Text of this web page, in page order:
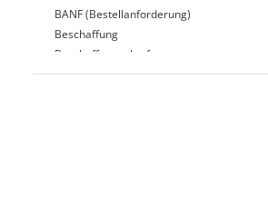
BANF (Bestellanforderung)
Beschaffung
Beschaffungsplattform
Beschaffungsprozess